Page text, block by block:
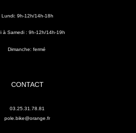
Lundi: 9h-12h/14h-18h
à Samedi : 9h-12h/14h-19h
Dimanche: fermé
CONTACT
03.25.31.78.81
pole.bike@orange.fr